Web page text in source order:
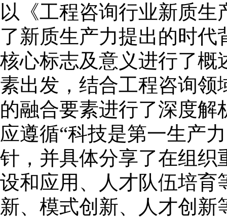
以《工程咨询行业新质
了新质生产力提出的时
核心标志及意义进行了概
素出发，结合工程咨询领
的融合要素进行了深度
应遵循“科技是第一生产
针，并具体分享了在组织
设和应用、人才队伍培育
新、模式创新、人才创